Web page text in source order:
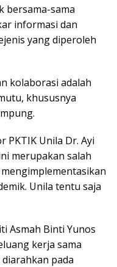
bersama-sama
informasi dan
yang diperoleh
kolaborasi adalah
khususnya
PKTIK Unila Dr. Ayi
merupakan salah
Unila tentu saja
Asmah Binti Yunos
kerja sama
pada